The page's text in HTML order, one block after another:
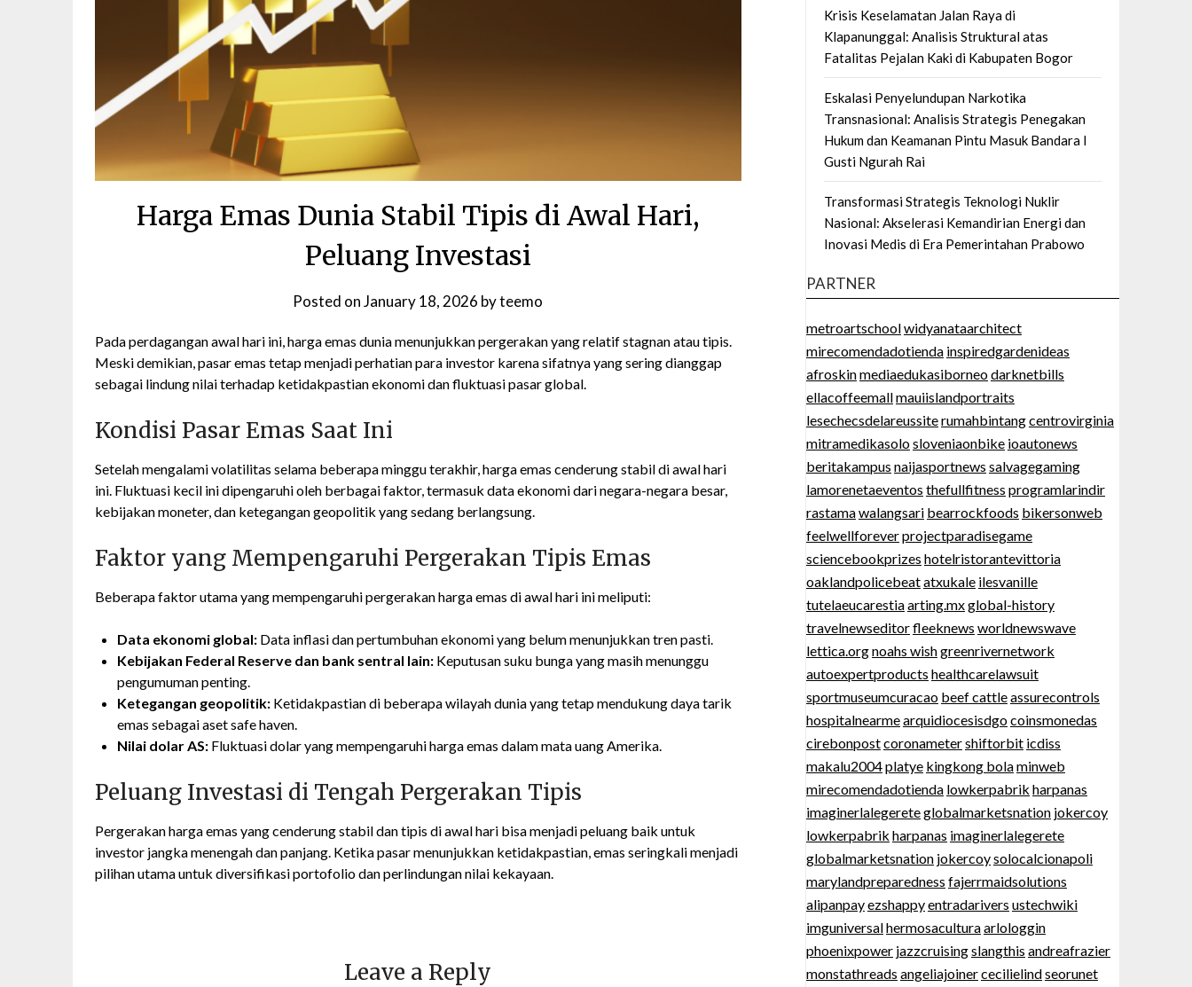
Harga Emas Dunia Stabil Tipis di Awal Hari,
Peluang Investasi
Posted onJanuary 18, 2026 byteemo
Pada perdagangan awal hari ini, harga emas dunia menunjukkan pergerakan yang relatif stagnan atau tipis.
Meski demikian, pasar emas tetap menjadi perhatian para investor karena sifatnya yang sering dianggap
sebagai lindung nilai terhadap ketidakpastian ekonomi dan fluktuasi pasar global.
Kondisi Pasar Emas Saat Ini
Setelah mengalami volatilitas selama beberapa minggu terakhir, harga emas cenderung stabil di awal hari
ini. Fluktuasi kecil ini dipengaruhi oleh berbagai faktor, termasuk data ekonomi dari negara-negara besar,
kebijakan moneter, dan ketegangan geopolitik yang sedang berlangsung.
Faktor yang Mempengaruhi Pergerakan Tipis Emas
Beberapa faktor utama yang mempengaruhi pergerakan harga emas di awal hari ini meliputi:
Data ekonomi global: Data inflasi dan pertumbuhan ekonomi yang belum menunjukkan tren pasti.
Kebijakan Federal Reserve dan bank sentral lain: Keputusan suku bunga yang masih menunggu
pengumuman penting.
Ketegangan geopolitik: Ketidakpastian di beberapa wilayah dunia yang tetap mendukung daya tarik
emas sebagai aset safe haven.
Nilai dolar AS: Fluktuasi dolar yang mempengaruhi harga emas dalam mata uang Amerika.
Peluang Investasi di Tengah Pergerakan Tipis
Pergerakan harga emas yang cenderung stabil dan tipis di awal hari bisa menjadi peluang baik untuk
investor jangka menengah dan panjang. Ketika pasar menunjukkan ketidakpastian, emas seringkali menjadi
pilihan utama untuk diversifikasi portofolio dan perlindungan nilai kekayaan.
Leave a Reply
Krisis Keselamatan Jalan Raya di
Klapanunggal: Analisis Struktural atas
Fatalitas Pejalan Kaki di Kabupaten Bogor
Eskalasi Penyelundupan Narkotika
Transnasional: Analisis Strategis Penegakan
Hukum dan Keamanan Pintu Masuk Bandara I
Gusti Ngurah Rai
Transformasi Strategis Teknologi Nuklir
Nasional: Akselerasi Kemandirian Energi dan
Inovasi Medis di Era Pemerintahan Prabowo
PARTNER
metroartschoolwidyanataarchitect
mirecomendadotienda inspiredgardenideas
afroskinmediaedukasiborneodarknetbills
ellacoffeemallmauiislandportraits
lesechecsdelareussiterumahbintangcentrovirginia
mitramedikasolosloveniaonbike ioautonews
beritakampus naijasportnews salvagegaming
lamorenetaeventos thefullfitness programlarindir
rastamawalangsari bearrockfoods bikersonweb
feelwellforeverprojectparadisegame
sciencebookprizes hotelristorantevittoria
oaklandpolicebeatatxukale ilesvanille
tutelaeucarestiaarting.mxglobal-history
travelnewseditorfleeknews worldnewswave
lettica.orgnoahs wishgreenrivernetwork
autoexpertproducts healthcarelawsuit
sportmuseumcuracao beef cattleassurecontrols
hospitalnearmearquidiocesisdgocoinsmonedas
cirebonpostcoronametershiftorbit icdiss
makalu2004platye kingkong bolaminweb
mirecomendadotienda lowkerpabrik harpanas
imaginerlalegereteglobalmarketsnation jokercoy
lowkerpabrik harpanas imaginerlalegerete
globalmarketsnation jokercoysolocalcionapoli
marylandpreparedness fajerrmaidsolutions
alipanpayezshappyentradarivers ustechwiki
imguniversalhermosaculturaarlologgin
phoenixpower jazzcruisingslangthis andreafrazier
monstathreads angeliajoinercecilielindseorunet